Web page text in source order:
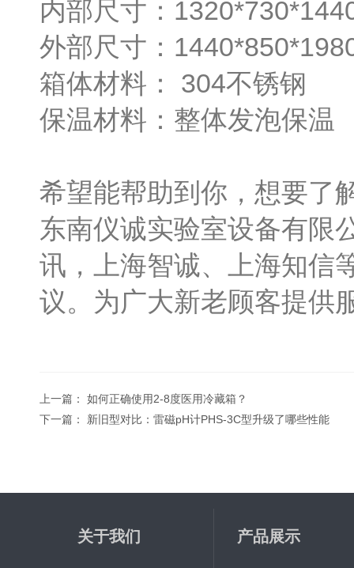
内部尺寸：
外部尺寸：
箱体材料： 304不锈钢
保温材料：整体发泡保温
希望能帮助到你，想要了
东南仪诚实验室设备有限
讯，上海智诚、上海知信
议。为广大新老顾客提供
上一篇： 如何正确使用2-8度医用冷藏箱？
下一篇： 新旧型对比：雷磁pH计PHS-3C型升级了哪些性能
关于我们 产品展示